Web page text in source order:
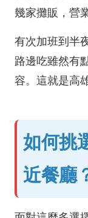
幾家攤販，營
有次加班到半
路邊吃雖然有
容。這就是高
如何挑
近餐廳